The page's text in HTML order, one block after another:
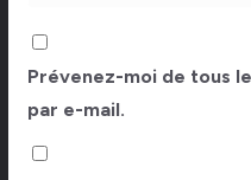
Prévenez-moi de tous
par e-mail.